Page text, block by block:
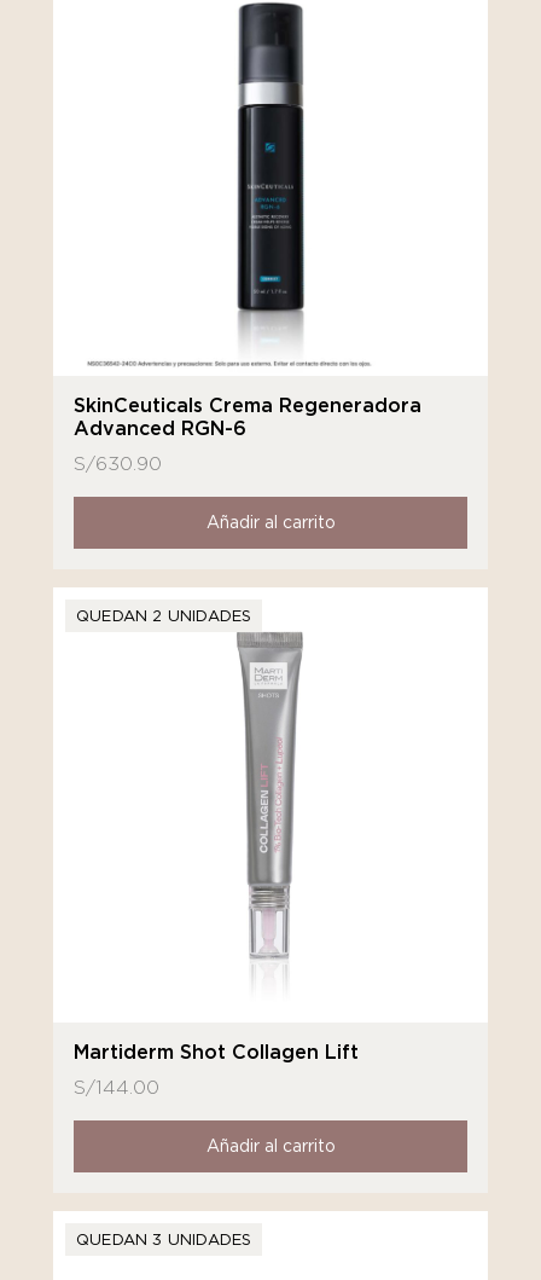
SkinCeuticals Crema Regeneradora
Advanced RGN-6
S/630.90
Añadir al carrito
QUEDAN 2 UNIDADES
Martiderm Shot Collagen Lift
S/144.00
Añadir al carrito
QUEDAN 3 UNIDADES